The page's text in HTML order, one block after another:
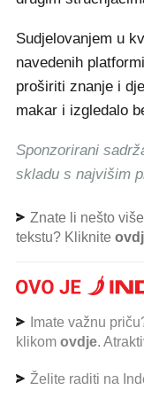
Sudjelovanjem u
navedenih
proširiti znanje i
makar i izgledalo
Sponzorirani
skladu s najvišim
Znate li nešto
tekstu? Kliknite
Imate važnu
klikom ovdje.
Želite raditi na